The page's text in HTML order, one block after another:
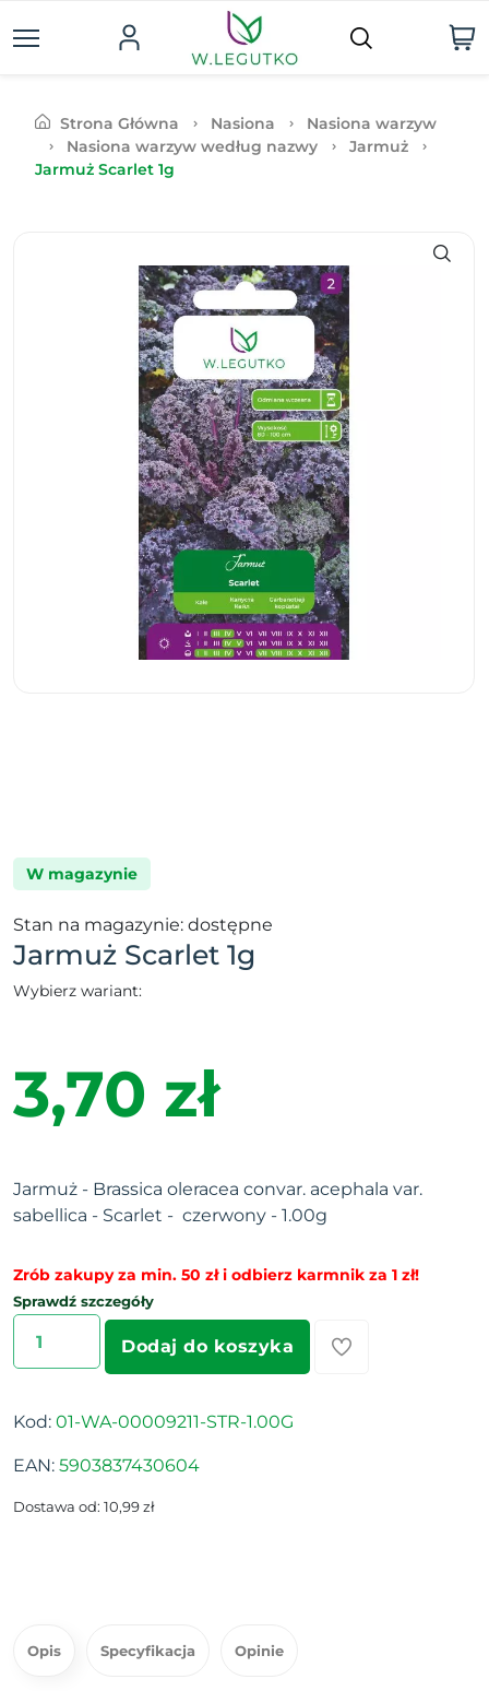
Strona Główna Nasiona
Nasiona warzyw
Nasiona warzyw według nazwy
Jarmuż
Jarmuż Scarlet 1g
W magazynie
Stan na magazynie: dostępne
Jarmuż Scarlet 1g
Wybierz wariant:
3,70 zł
Jarmuż - Brassica oleracea convar. acephala var.
sabellica - Scarlet - czerwony - 1.00g
Zrób zakupy za min. 50 zł i odbierz karmnik za 1 zł!
Sprawdź szczegóły
Dodaj do koszyka
Kod: 01-WA-00009211-STR-1.00G
EAN: 5903837430604
Dostawa od: 10,99 zł
Opis Specyfikacja Opinie